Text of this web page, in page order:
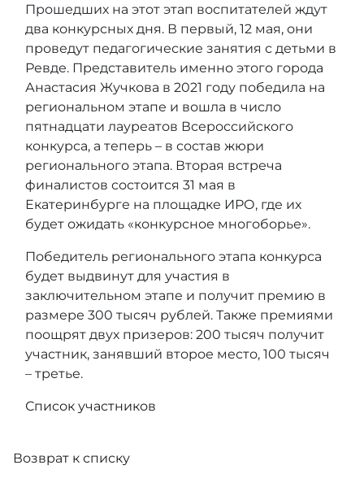
Прошедших на этот этап воспитателей ждут
два конкурсных дня. В первый, 12 мая, они
проведут педагогические занятия с детьми в
Ревде. Представитель именно этого города
Анастасия Жучкова в 2021 году победила на
региональном этапе и вошла в число
пятнадцати лауреатов Всероссийского
конкурса, а теперь – в состав жюри
регионального этапа. Вторая встреча
финалистов состоится 31 мая в
Екатеринбурге на площадке ИРО, где их
будет ожидать «конкурсное многоборье».
Победитель регионального этапа конкурса
будет выдвинут для участия в
заключительном этапе и получит премию в
размере 300 тысяч рублей. Также премиями
поощрят двух призеров: 200 тысяч получит
участник, занявший второе место, 100 тысяч
– третье.
Список участников
Возврат к списку